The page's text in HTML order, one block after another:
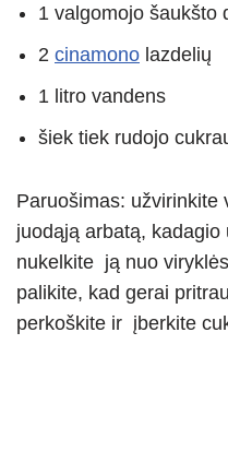
1 valgomojo šaukšto
2 cinamono lazdelių
1 litro vandens
šiek tiek rudojo
Paruošimas: užvirinkite
juodąją arbatą,
nukelkite ją nuo
palikite, kad gerai
perkoškite ir įberkite